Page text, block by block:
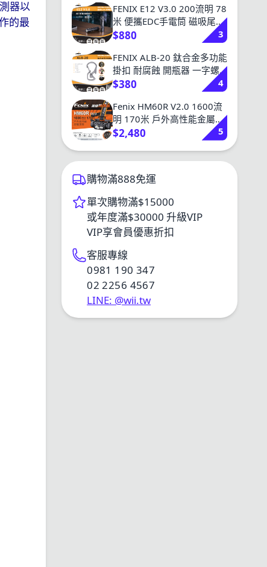
器以
的最
FENIX E12 V3.0 200流明 78
米 便攜EDC手電筒 磁吸尾按
雙向報夾 含電池僅重54g AA
$880
3
FENIX ALB-20 鈦合金多功能
掛扣 耐腐蝕 開瓶器 一字螺
絲 鑰匙扣
$380
4
Fenix HM60R V2.0 1600流
明 170米 戶外高性能金屬頭
燈 聚泛光/紅光 撥動開關
$2,480 5
購物滿888免運
單次購物滿$15000
或年度滿$30000 升級VIP
VIP享會員優惠折扣
客服專線
0981 190 347
02 2256 4567
LINE: @wii.tw